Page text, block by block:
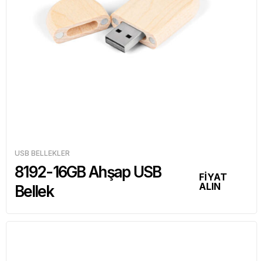
USB BELLEKLER
8192-16GB Ahşap USB
Bellek
FİYAT
ALIN